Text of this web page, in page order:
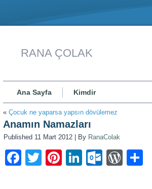
RANA ÇOLAK
Ana Sayfa Kimdir
« Çocuk ne yaparsa yapsın dövülemez
Anamın Namazları
Published 11 Mart 2012 By RanaColak
Facebook
TwitterPinterest
LinkedIn